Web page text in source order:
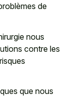
de
nous
contre les
que nous